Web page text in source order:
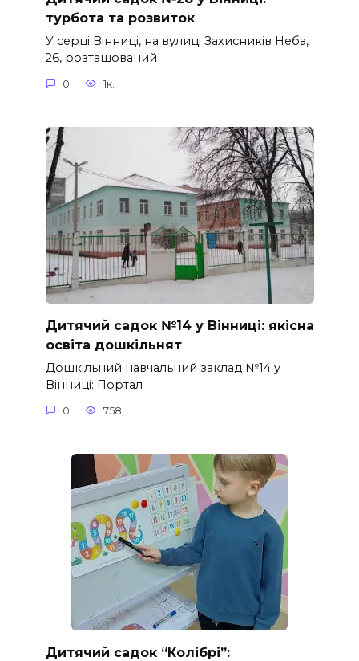
турбота та розвиток
У серці Вінниці, на вулиці Захисників Неба,
26, розташований
0 1к.
Дитячий садок №14 у Вінниці: якісна
освіта дошкільнят
Дошкільний навчальний заклад №14 у
Вінниці: Портал
0 758
Дитячий садок “Колібрі”: